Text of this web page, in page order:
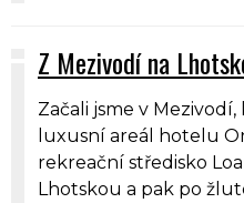
Z Mezivodí na
Začali jsme v
luxusní areál hotelu
rekreační středisko
Lhotskou a pak po